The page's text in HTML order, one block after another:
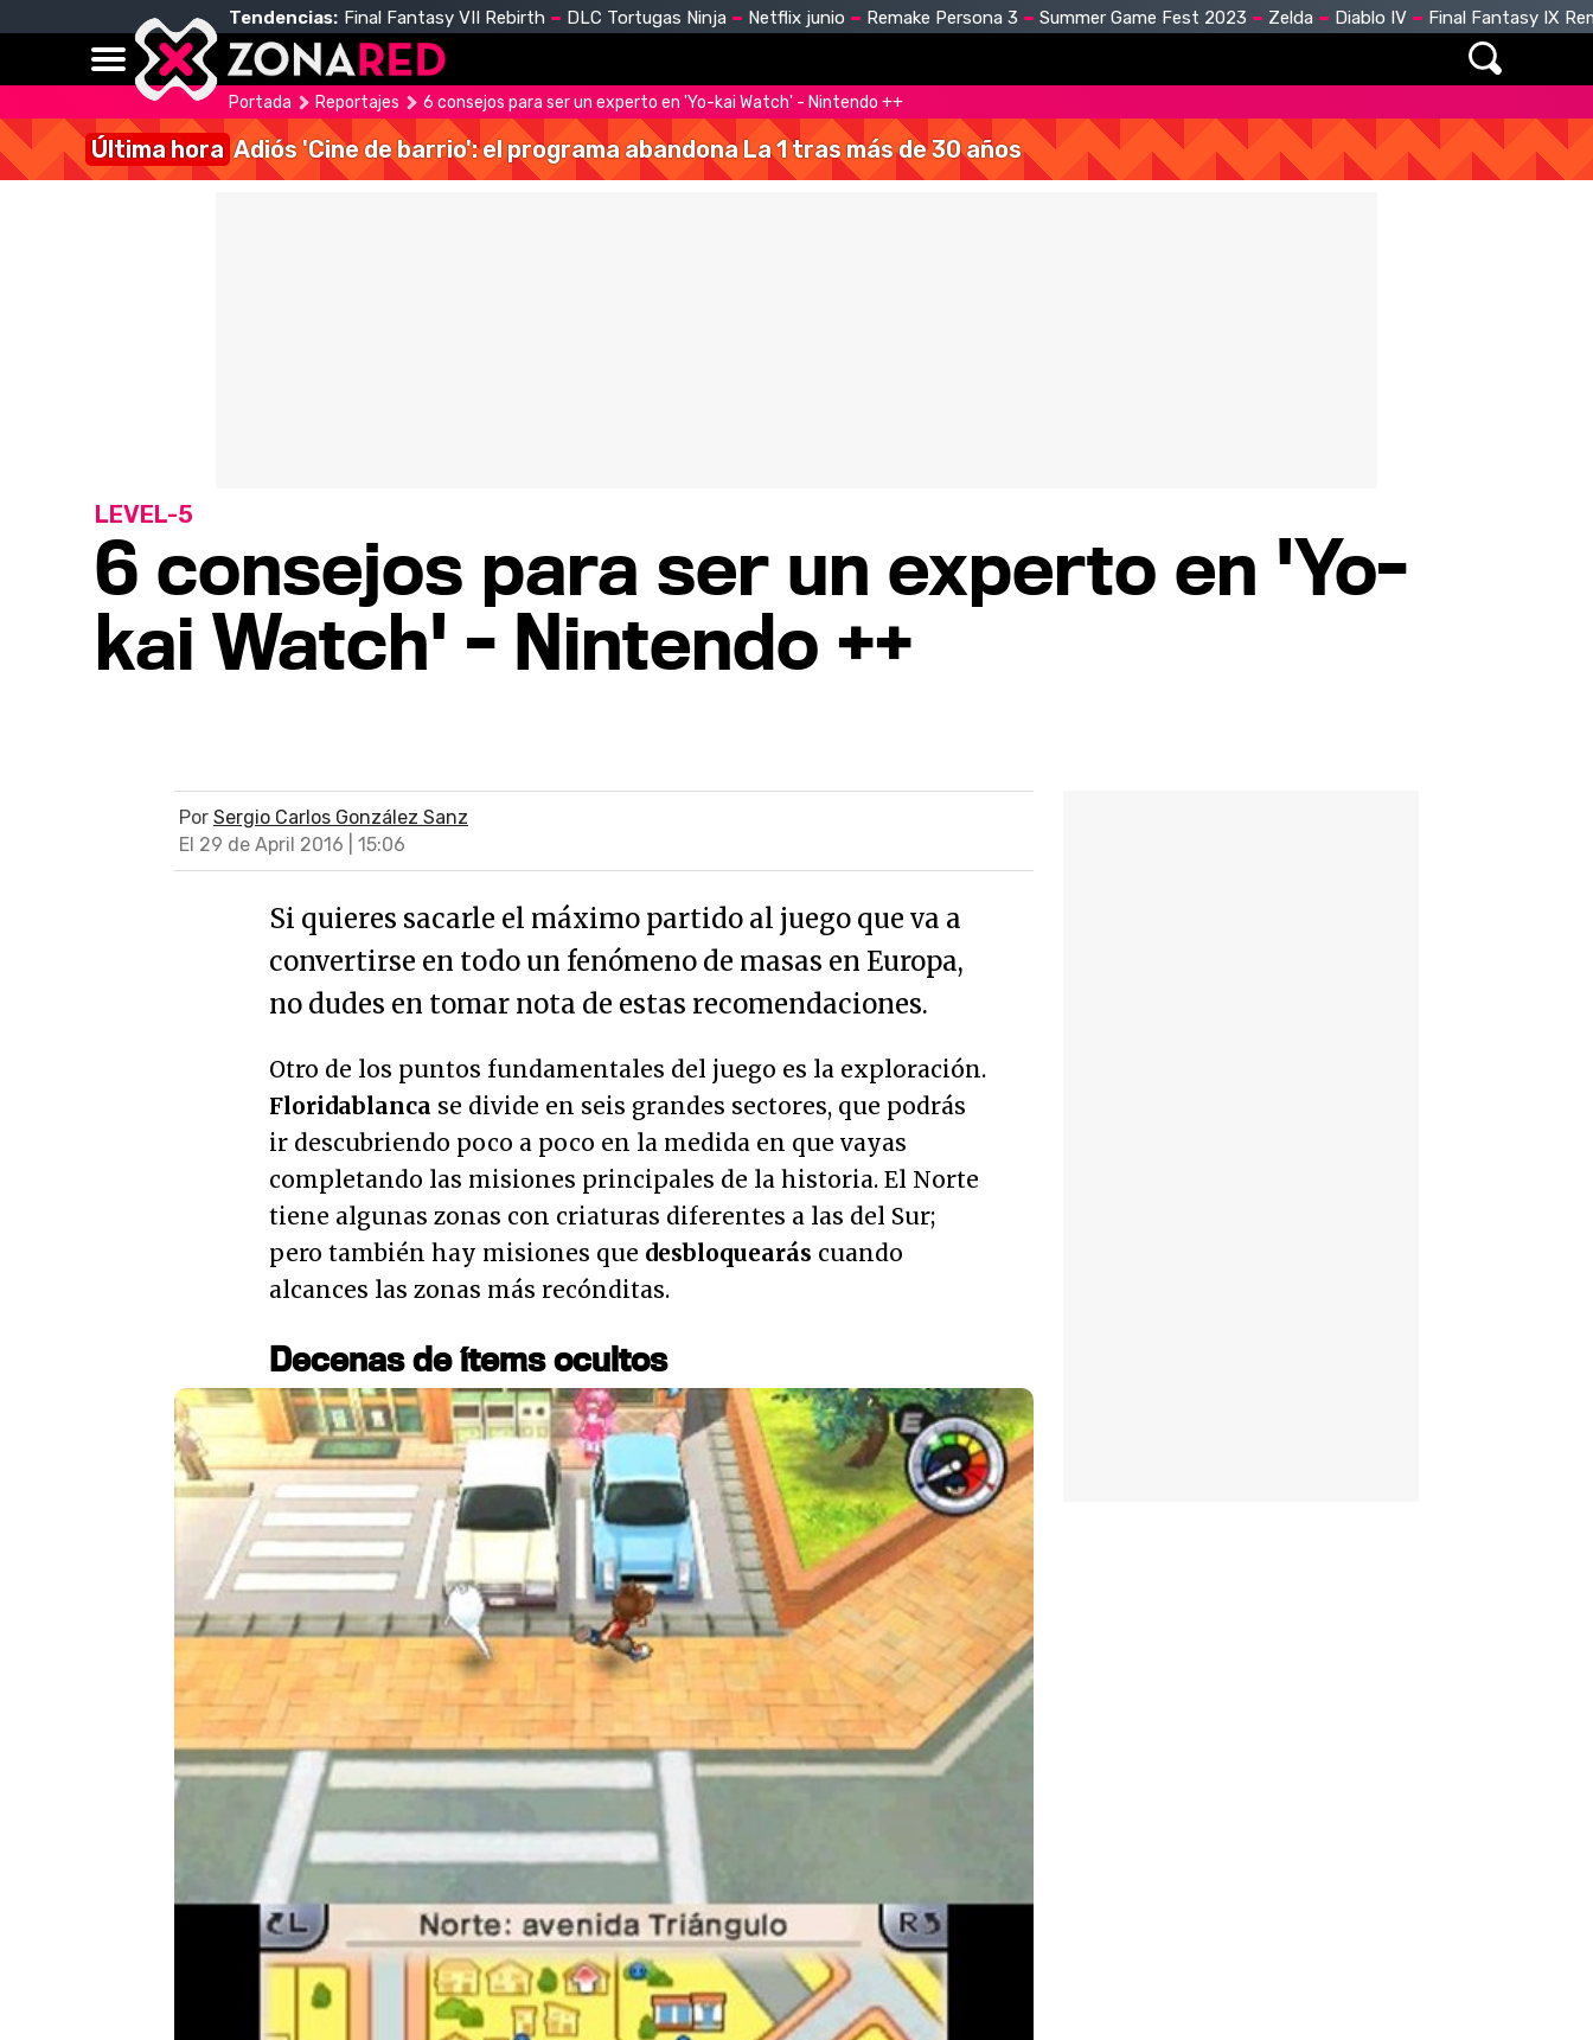
Tendencias: Final Fantasy VII Rebirth DLC Tortugas Ninja Netflix junio Remake Persona 3 Summer Game Fest 2023 Zelda Diablo IV Final Fantasy IX
Portada Reportajes 6 consejos para ser un experto en 'Yo-kai Watch' - Nintendo ++
Última hora Adiós 'Cine de barrio': el programa abandona La 1 tras más de 30 años
6 consejos para ser un experto en 'Yo-
kai Watch' - Nintendo ++
LEVEL-5
Por Sergio Carlos González Sanz
El 29 de April 2016 | 15:06
Si quieres sacarle el máximo partido al juego que va a
convertirse en todo un fenómeno de masas en Europa,
no dudes en tomar nota de estas recomendaciones.
Otro de los puntos fundamentales del juego es la exploración.
Floridablanca se divide en seis grandes sectores, que podrás
ir descubriendo poco a poco en la medida en que vayas
completando las misiones principales de la historia. El Norte
tiene algunas zonas con criaturas diferentes a las del Sur;
pero también hay misiones que desbloquearás cuando
alcances las zonas más recónditas.
Decenas de ítems ocultos